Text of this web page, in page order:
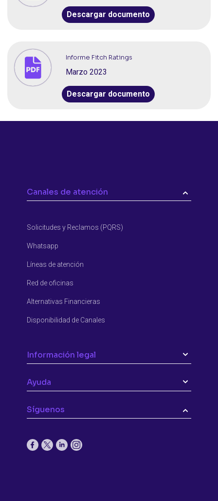
Descargar documento
Informe Fitch Ratings
Marzo 2023
Descargar documento
Canales de atención
Solicitudes y Reclamos (PQRS)
Whatsapp
Líneas de atención
Red de oficinas
Alternativas Financieras
Disponibilidad de Canales
Información legal
Ayuda
Síguenos